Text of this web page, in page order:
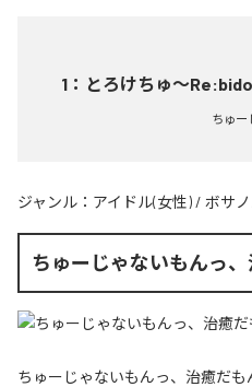
1 ： とろけちゅ〜
ちゅ
ジャンル： アイドル(女性) / ボサ
ちゅーじゃないもんっ
ちゅーじゃないもんっ、治癒だ